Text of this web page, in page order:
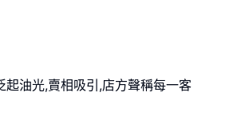
油光,賣相吸引,店方聲稱每一客